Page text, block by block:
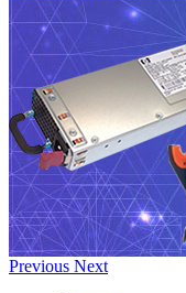
Previous Next